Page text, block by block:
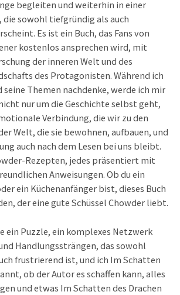
begleiten und weiterhin in einer
die sowohl tiefgründig als auch
Es ist ein Buch, das Fans von
kostenlos ansprechen wird, mit
der inneren Welt und des
des Protagonisten. Während ich
seine Themen nachdenke, werde ich mir
nur um die Geschichte selbst geht,
Verbindung, die wir zu den
Welt, die sie bewohnen, aufbauen, und
auch nach dem Lesen bei uns bleibt.
Rezepten, jedes präsentiert mit
Anweisungen. Ob du ein
ein Küchenanfänger bist, dieses Buch
der eine gute Schüssel Chowder liebt.
ein Puzzle, ein komplexes Netzwerk
Handlungssträngen, das sowohl
frustrierend ist, und ich Im Schatten
ob der Autor es schaffen kann, alles
und etwas Im Schatten des Drachen